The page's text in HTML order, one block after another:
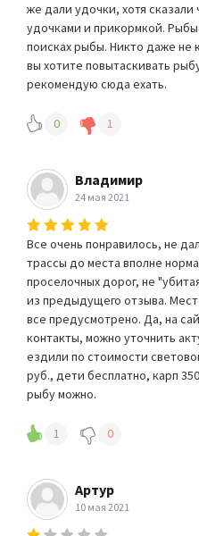
же дали удочки, хотя
удочками и прикормкой.
поисках рыбы. Никто даже не
вы хотите повытаскивать
рекомендую сюда ехать.
0 1
Владимир
24 мая 2021
Все очень понравилось, не
трассы до места вполне
проселочных дорог, не
из предыдущего отзыва.
все предусмотрено. Да, на
контакты, можно уточнить
ездили по стоимости
руб., дети бесплатно, карп
рыбу можно.
1 0
Артур
10 мая 2021